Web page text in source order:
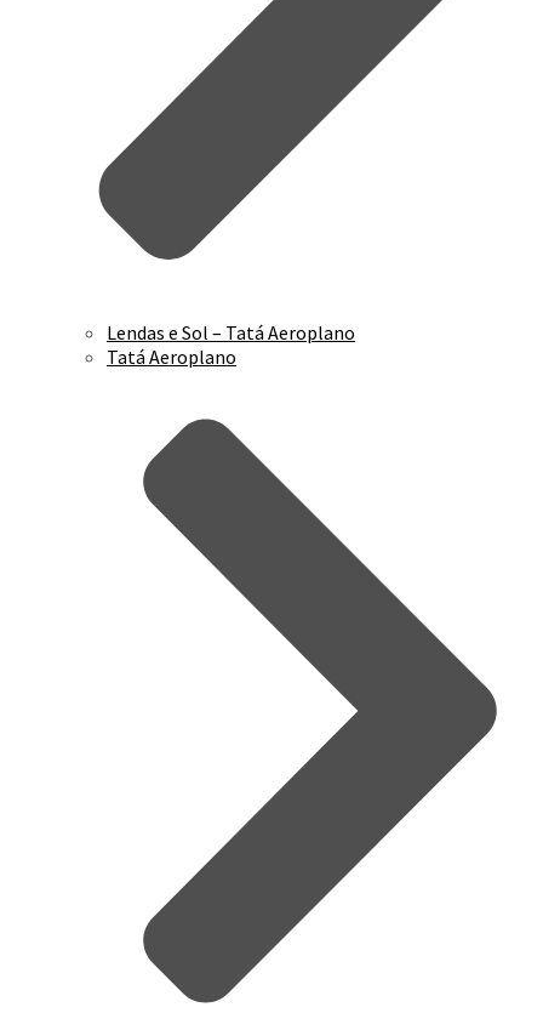
Vida Ventureira – Bárbara Eugênia e Tatá
Aeroplano
Alma de Gato – Tatá Aeroplano
Na Loucura e Na Lucidez – Tatá Aeroplano
Step Psicodélico – Tatá Aeroplano
Frito Sampler
Telepathique Desorder – Frito Sampler
Cosmic Damião – Frito Sampler
Aladins Bakunins – Frito Sampler
Cérebro Eletrônico
Lendas e Sol – Tatá Aeroplano
Tatá Aeroplano